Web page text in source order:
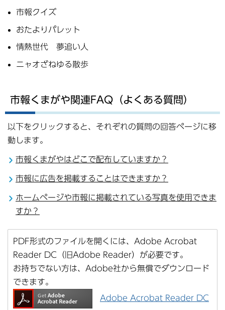
市報クイズ
おたよりパレット
情熱世代 夢追い人
ニャオざねゆる散歩
市報くまがや関連FAQ（よくある質問）
以下をクリックすると、それぞれの質問の回答ページに移
動します。
市報くまがやはどこで配布していますか？
市報に広告を掲載することはできますか？
ホームページや市報に掲載されている写真を使用できま
すか？
PDF形式のファイルを開くには、Adobe Acrobat
Reader DC（旧Adobe Reader）が必要です。
お持ちでない方は、Adobe社から無償でダウンロード
できます。
Adobe Acrobat Reader DC